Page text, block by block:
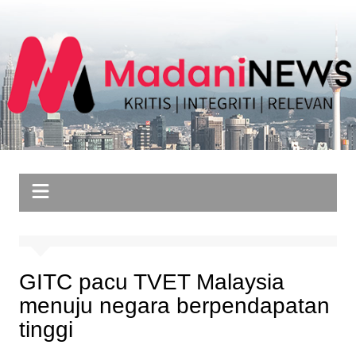
content
GITC pacu TVET Malaysia
menuju negara berpendapatan
tinggi